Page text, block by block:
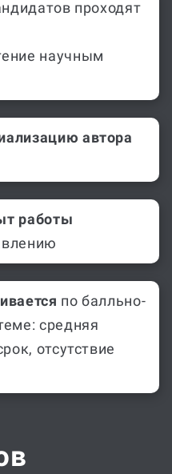
проходят
научным
автора
работы
по балльно-
средняя
отсутствие